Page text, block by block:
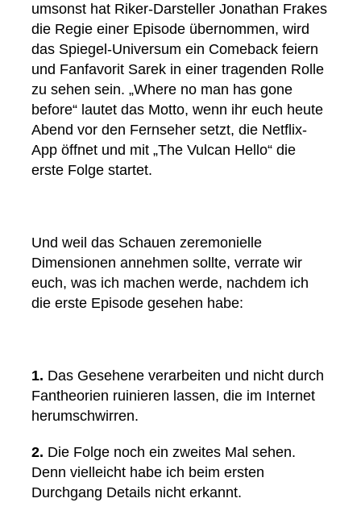
umsonst hat Riker-Darsteller Jonathan Frakes
die Regie einer Episode übernommen, wird
das Spiegel-Universum ein Comeback feiern
und Fanfavorit Sarek in einer tragenden Rolle
zu sehen sein. „Where no man has gone
before“ lautet das Motto, wenn ihr euch heute
Abend vor den Fernseher setzt, die Netflix-
App öffnet und mit „The Vulcan Hello“ die
erste Folge startet.
Und weil das Schauen zeremonielle
Dimensionen annehmen sollte, verrate wir
euch, was ich machen werde, nachdem ich
die erste Episode gesehen habe:
1. Das Gesehene verarbeiten und nicht durch
Fantheorien ruinieren lassen, die im Internet
herumschwirren.
2. Die Folge noch ein zweites Mal sehen.
Denn vielleicht habe ich beim ersten
Durchgang Details nicht erkannt.